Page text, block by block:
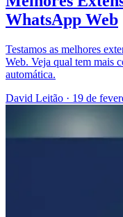
WhatsApp Web
Testamos as melhores
Web. Veja qual tem mais
automática.
David Leitão · 19 de